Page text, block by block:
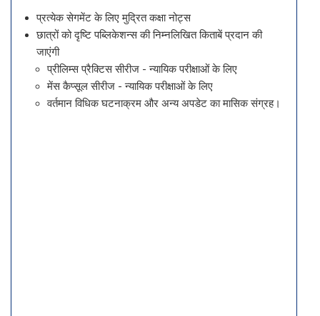
प्रत्येक सेगमेंट के लिए मुद्रित कक्षा नोट्स
छात्रों को दृष्टि पब्लिकेशन्स की निम्नलिखित किताबें प्रदान की
जाएंगी
प्रीलिम्स प्रैक्टिस सीरीज - न्यायिक परीक्षाओं के लिए
मेंस कैप्सूल सीरीज - न्यायिक परीक्षाओं के लिए
वर्तमान विधिक घटनाक्रम और अन्य अपडेट का मासिक संग्रह।